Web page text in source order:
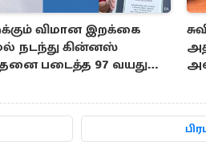
விமான இறக்கை
நடந்து கின்னஸ்
படைத்த 97 வயது